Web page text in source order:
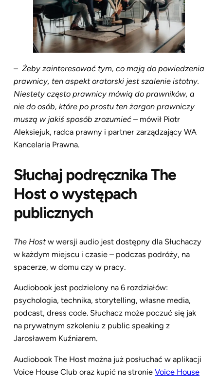
– Żeby zainteresować tym, co mają do powiedzenia
prawnicy, ten aspekt oratorski jest szalenie istotny.
Niestety często prawnicy mówią do prawników, a
nie do osób, które po prostu ten żargon prawniczy
muszą w jakiś sposób zrozumieć – mówił Piotr
Aleksiejuk, radca prawny i partner zarządzający WA
Kancelaria Prawna.
Słuchaj podręcznika The
Host o występach
publicznych
The Hostw wersji audio jest dostępny dla Słuchaczy
w każdym miejscu i czasie – podczas podróży, na
spacerze, w domu czy w pracy.
Audiobook jest podzielony na 6 rozdziałów:
psychologia, technika, storytelling, własne media,
podcast, dress code. Słuchacz może poczuć się jak
na prywatnym szkoleniu z public speaking z
Jarosławem Kuźniarem.
Audiobook The Host można już posłuchać w aplikacji
Voice House Club oraz kupić na stronie Voice House